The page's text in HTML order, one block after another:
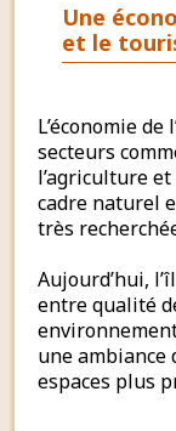
Une
et le
L’économie
secteurs
l’agriculture
cadre naturel
très
Aujourd’hui,
entre qualité
une
espaces plus